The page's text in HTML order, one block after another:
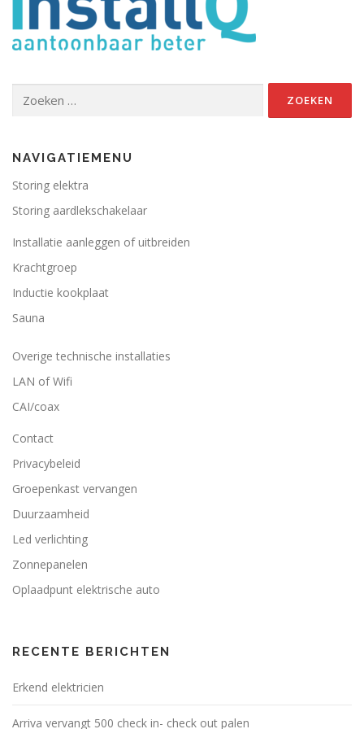
naar:
NAVIGATIEMENU
Storing elektra
Storing aardlekschakelaar
Installatie aanleggen of uitbreiden
Krachtgroep
Inductie kookplaat
Sauna
Overige technische installaties
LAN of Wifi
CAI/coax
Contact
Privacybeleid
Groepenkast vervangen
Duurzaamheid
Led verlichting
Zonnepanelen
Oplaadpunt elektrische auto
RECENTE BERICHTEN
Erkend elektricien
Arriva vervangt 500 check in- check out palen